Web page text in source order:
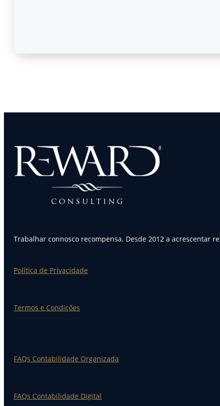
Trabalhar connosco recompensa. Desde 2012 a acrescentar
Política de Privacidade
Termos e Condições
FAQs Contabilidade Organizada
FAQs Contabilidade Digital